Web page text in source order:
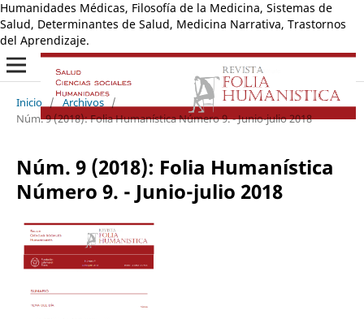
Humanidades Médicas, Filosofía de la Medicina, Sistemas de
Salud, Determinantes de Salud, Medicina Narrativa, Trastornos
del Aprendizaje.
Inicio / Archivos /
Núm. 9 (2018): Folia Humanística Número 9. - Junio-julio 2018
Núm. 9 (2018): Folia Humanística
Número 9. - Junio-julio 2018